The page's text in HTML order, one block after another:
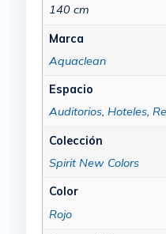
140 cm
Marca
Aquaclean
Espacio
Auditorios, Hoteles,
Colección
Spirit New Colors
Color
Rojo